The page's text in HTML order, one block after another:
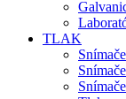
TLAK